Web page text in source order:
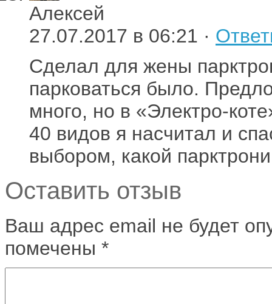
Алексей
27.07.2017 в 06:21 ·
Сделал для жены
парковаться было.
много, но в «Электро-
40 видов я насчитал и
выбором, какой
Оставить отзыв
Ваш адрес email не будет
помечены *